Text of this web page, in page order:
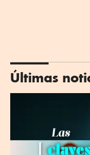
Últimas